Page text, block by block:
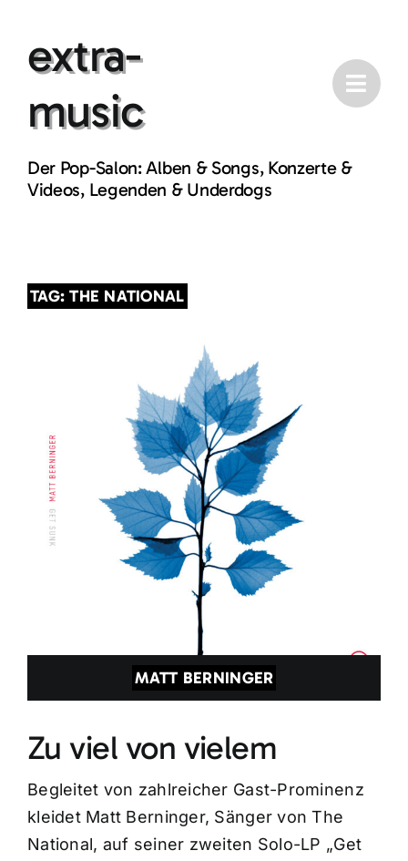
contentextra-
music
Der Pop-Salon: Alben & Songs, Konzerte &
Videos, Legenden & Underdogs
TAG: THE NATIONAL
MATT BERNINGER
Zu viel von vielem
Begleitet von zahlreicher Gast-Prominenz
kleidet Matt Berninger, Sänger von The
National, auf seiner zweiten Solo-LP „Get